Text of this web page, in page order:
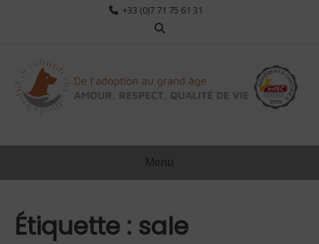
+33 (0)7 71 75 61 31
Menu
Étiquette : sale